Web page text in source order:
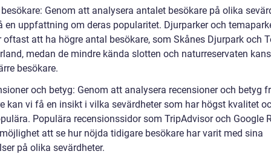
Genom att analysera antalet besökare på olika
en uppfattning om deras popularitet. Djurparker och
oftast att ha högre antal besökare, som Skånes Djurpark och
medan de mindre kända slotten och naturreservaten
besökare.
och betyg: Genom att analysera recensioner och betyg
kan vi få en insikt i vilka sevärdheter som har högst kvalitet
Populära recensionssidor som TripAdvisor och Google
att se hur nöjda tidigare besökare har varit med sina
på olika sevärdheter.